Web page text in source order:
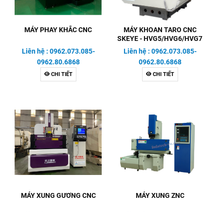
MÁY PHAY KHẮC CNC
Liên hệ : 0962.073.085-
0962.80.6868
CHI TIẾT
MÁY KHOAN TARO CNC
SKEYE - HVG5/HVG6/HVG7
Liên hệ : 0962.073.085-
0962.80.6868
CHI TIẾT
MÁY XUNG GƯƠNG CNC MÁY XUNG ZNC